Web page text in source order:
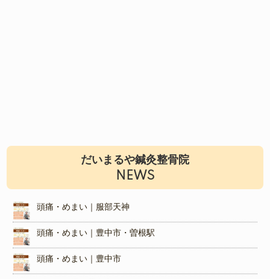
だいまるや鍼灸整骨院
NEWS
頭痛・めまい｜服部天神
頭痛・めまい｜豊中市・曽根駅
頭痛・めまい｜豊中市